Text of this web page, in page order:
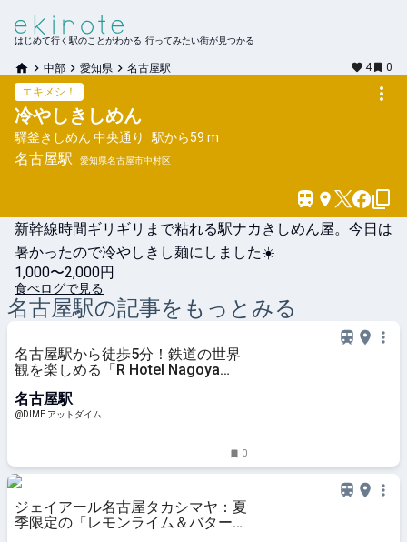
はじめて行く駅のことがわかる 行ってみたい街が見つかる
中部 愛知県 名古屋駅 4
0
エキメシ！
冷やしきしめん
驛釜きしめん 中央通り 駅から59 m
名古屋駅 愛知県名古屋市中村区
新幹線時間ギリギリまで粘れる駅ナカきしめん屋。今日は
暑かったので冷やしきし麺にしました☀️
1,000〜2,000円
食べログで見る
名古屋駅の記事をもっとみる
名古屋駅から徒歩5分！鉄道の世界
観を楽しめる「R Hotel Nagoya
イム
名古屋駅
@DIME アットダイム
0
ジェイアール名古屋タカシマヤ：夏
季限定の「レモンライム＆バターチ